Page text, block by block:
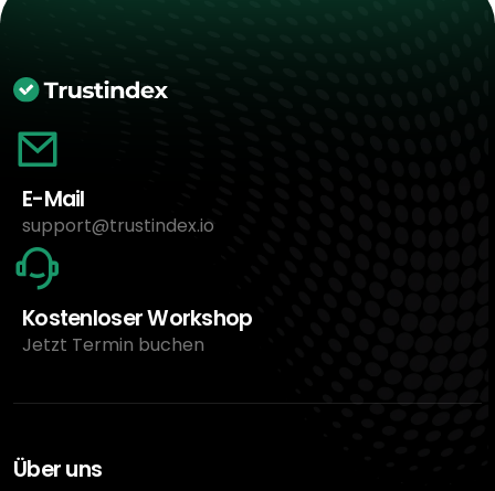
E-Mail
support@trustindex.io
Kostenloser Workshop
Jetzt Termin buchen
Über uns